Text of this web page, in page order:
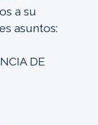
a su
asuntos:
DE